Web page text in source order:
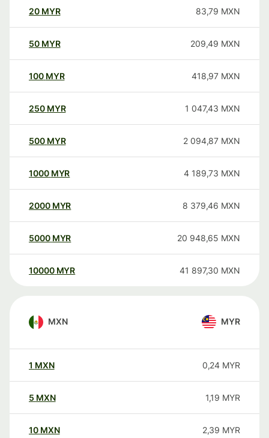
20 MYR 83,79 MXN
50 MYR 209,49 MXN
100 MYR 418,97 MXN
250 MYR 1 047,43 MXN
500 MYR 2 094,87 MXN
1000 MYR 4 189,73 MXN
2000 MYR 8 379,46 MXN
5000 MYR 20 948,65 MXN
10000 MYR 41 897,30 MXN
MXN MYR
1 MXN 0,24 MYR
5 MXN 1,19 MYR
10 MXN 2,39 MYR